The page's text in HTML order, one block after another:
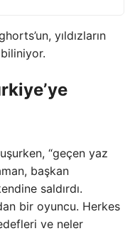
yıldızların
“geçen yaz
başkan
saldırdı.
bir oyuncu. Herkes
ve neler